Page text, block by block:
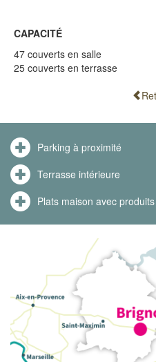
CAPACITÉ
47 couverts en salle
25 couverts en terrasse
Parking à proximité
Terrasse intérieure
Plats maison avec